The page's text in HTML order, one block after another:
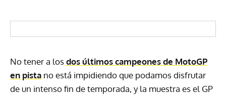
No tener a losdos últimos campeones de MotoGP
en pista no está impidiendo que podamos disfrutar
de un intenso fin de temporada, y la muestra es el GP